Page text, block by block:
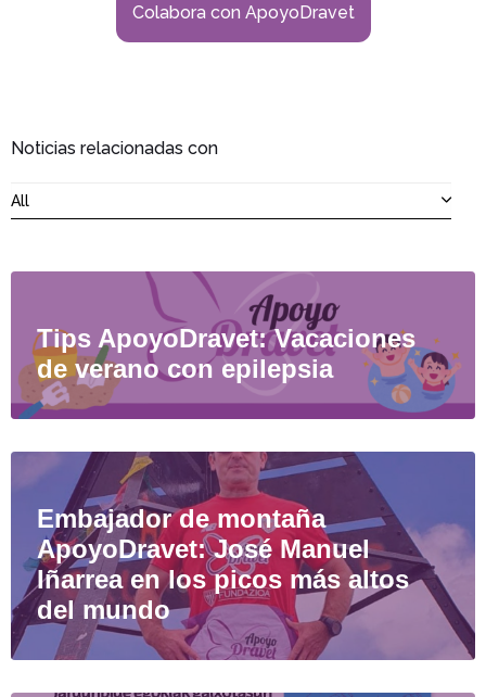
Colabora con ApoyoDravet
Noticias relacionadas con
All
Tips ApoyoDravet: Vacaciones
de verano con epilepsia
Embajador de montaña
ApoyoDravet: José Manuel
Iñarrea en los picos más altos
del mundo